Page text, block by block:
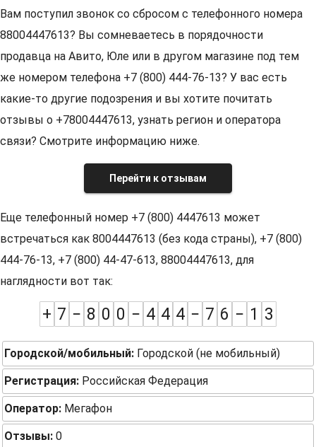
Вам поступил звонок со сбросом с телефонного номера
88004447613? Вы сомневаетесь в порядочности
продавца на Авито, Юле или в другом магазине под тем
же номером телефона +7 (800) 444-76-13? У вас есть
какие-то другие подозрения и вы хотите почитать
отзывы о +78004447613, узнать регион и оператора
связи? Смотрите информацию ниже.
Перейти к отзывам
Еще телефонный номер +7 (800) 4447613 может
встречаться как 8004447613 (без кода страны), +7 (800)
444-76-13, +7 (800) 44-47-613, 88004447613, для
наглядности вот так:
+ 7 − 8 0 0 − 4 4 4 − 7 6 − 1 3
Городской/мобильный: Городской (не мобильный)
Регистрация: Российская Федерация
Оператор: Мегафон
Отзывы: 0